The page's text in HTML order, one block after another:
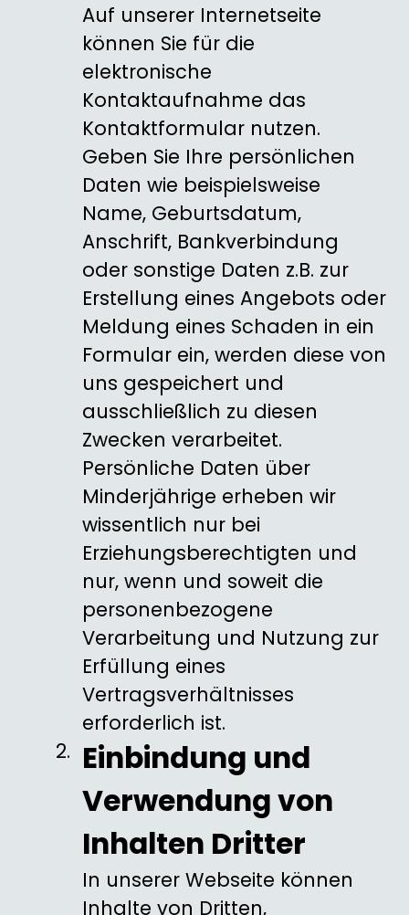
Auf unserer Internetseite
können Sie für die
elektronische
Kontaktaufnahme das
Kontaktformular nutzen.
Geben Sie Ihre persönlichen
Daten wie beispielsweise
Name, Geburtsdatum,
Anschrift, Bankverbindung
oder sonstige Daten z.B. zur
Erstellung eines Angebots oder
Meldung eines Schaden in ein
Formular ein, werden diese von
uns gespeichert und
ausschließlich zu diesen
Zwecken verarbeitet.
Persönliche Daten über
Minderjährige erheben wir
wissentlich nur bei
Erziehungsberechtigten und
nur, wenn und soweit die
personenbezogene
Verarbeitung und Nutzung zur
Erfüllung eines
Vertragsverhältnisses
erforderlich ist.
Einbindung und
Verwendung von
Inhalten Dritter
In unserer Webseite können
Inhalte von Dritten,